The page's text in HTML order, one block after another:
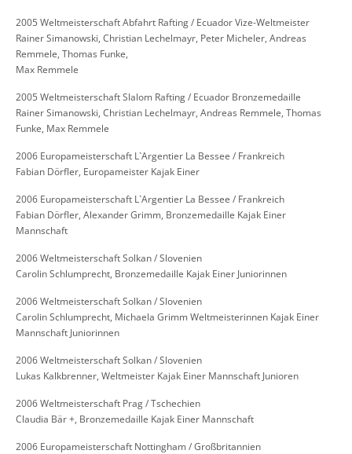
2005 Weltmeisterschaft Abfahrt Rafting / Ecuador Vize-Weltmeister
Rainer Simanowski, Christian Lechelmayr, Peter Micheler, Andreas
Remmele, Thomas Funke,
Max Remmele
2005 Weltmeisterschaft Slalom Rafting / Ecuador Bronzemedaille
Rainer Simanowski, Christian Lechelmayr, Andreas Remmele, Thomas
Funke, Max Remmele
2006 Europameisterschaft L`Argentier La Bessee / Frankreich
Fabian Dörfler, Europameister Kajak Einer
2006 Europameisterschaft L`Argentier La Bessee / Frankreich
Fabian Dörfler, Alexander Grimm, Bronzemedaille Kajak Einer
Mannschaft
2006 Weltmeisterschaft Solkan / Slovenien
Carolin Schlumprecht, Bronzemedaille Kajak Einer Juniorinnen
2006 Weltmeisterschaft Solkan / Slovenien
Carolin Schlumprecht, Michaela Grimm Weltmeisterinnen Kajak Einer
Mannschaft Juniorinnen
2006 Weltmeisterschaft Solkan / Slovenien
Lukas Kalkbrenner, Weltmeister Kajak Einer Mannschaft Junioren
2006 Weltmeisterschaft Prag / Tschechien
Claudia Bär +, Bronzemedaille Kajak Einer Mannschaft
2006 Europameisterschaft Nottingham / Großbritannien